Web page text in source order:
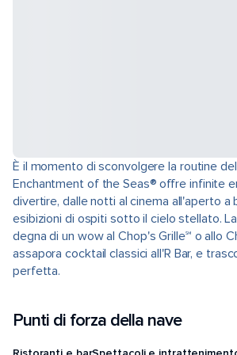
È il momento di sconvolgere la routine
Enchantment of the Seas® offre infinite
divertire, dalle notti al cinema all'aperto a
esibizioni di ospiti sotto il cielo stellato.
degna di un wow al Chop's Grille℠ o allo
assapora cocktail classici all'R Bar, e
perfetta.
Punti di forza della nave